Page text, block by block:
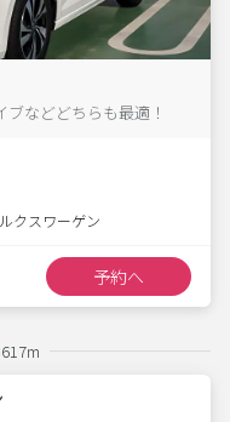
などどちらも最適！
クスワーゲン
予約へ